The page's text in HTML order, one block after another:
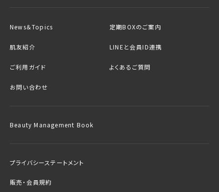
News＆Topics 定期BOXのご案内
肌友紹介 LINEと会員ID連携
ご利用ガイド よくあるご質問
お問い合わせ
Beauty Management Book
プライバシーステートメント
販売・会員規約